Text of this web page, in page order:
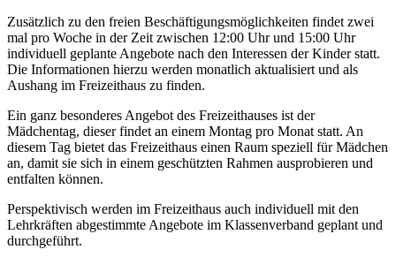
Zusätzlich zu den freien Beschäftigungsmöglichkeiten findet zwei
mal pro Woche in der Zeit zwischen 12:00 Uhr und 15:00 Uhr
individuell geplante Angebote nach den Interessen der Kinder statt.
Die Informationen hierzu werden monatlich aktualisiert und als
Aushang im Freizeithaus zu finden.
Ein ganz besonderes Angebot des Freizeithauses ist der
Mädchentag, dieser findet an einem Montag pro Monat statt. An
diesem Tag bietet das Freizeithaus einen Raum speziell für Mädchen
an, damit sie sich in einem geschützten Rahmen ausprobieren und
entfalten können.
Perspektivisch werden im Freizeithaus auch individuell mit den
Lehrkräften abgestimmte Angebote im Klassenverband geplant und
durchgeführt.